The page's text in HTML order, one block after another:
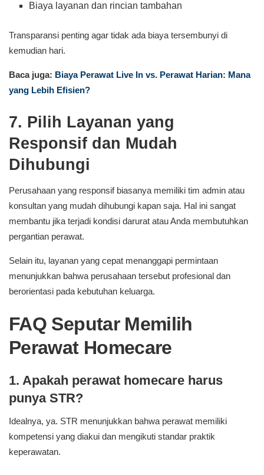
Biaya layanan dan rincian tambahan
Transparansi penting agar tidak ada biaya tersembunyi di
kemudian hari.
Baca juga: Biaya Perawat Live In vs. Perawat Harian: Mana
yang Lebih Efisien?
7. Pilih Layanan yang
Responsif dan Mudah
Dihubungi
Perusahaan yang responsif biasanya memiliki tim admin atau
konsultan yang mudah dihubungi kapan saja. Hal ini sangat
membantu jika terjadi kondisi darurat atau Anda membutuhkan
pergantian perawat.
Selain itu, layanan yang cepat menanggapi permintaan
menunjukkan bahwa perusahaan tersebut profesional dan
berorientasi pada kebutuhan keluarga.
FAQ Seputar Memilih
Perawat Homecare
1. Apakah perawat homecare harus
punya STR?
Idealnya, ya. STR menunjukkan bahwa perawat memiliki
kompetensi yang diakui dan mengikuti standar praktik
keperawatan.